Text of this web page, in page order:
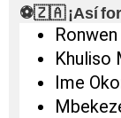
⚽🇿🇦 ¡Así
Khuliso
Ime